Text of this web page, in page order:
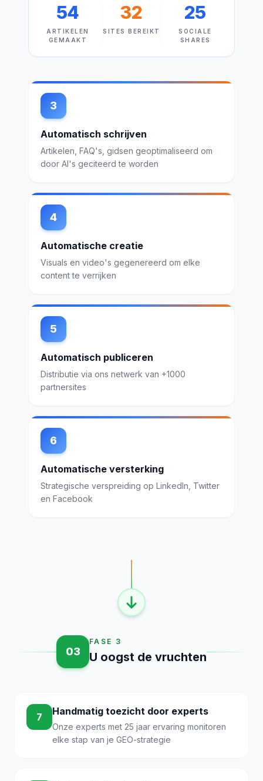
54
ARTIKELEN
GEMAAKT
32
SITES BEREIKT
25
SOCIALE
SHARES
3
Automatisch schrijven
Artikelen, FAQ's, gidsen geoptimaliseerd om
door AI's geciteerd te worden
4
Automatische creatie
Visuals en video's gegenereerd om elke
content te verrijken
5
Automatisch publiceren
Distributie via ons netwerk van +1000
partnersites
6
Automatische versterking
Strategische verspreiding op LinkedIn, Twitter
en Facebook
03
FASE 3
U oogst de vruchten
7 Handmatig toezicht door experts
Onze experts met 25 jaar ervaring monitoren
elke stap van je GEO-strategie